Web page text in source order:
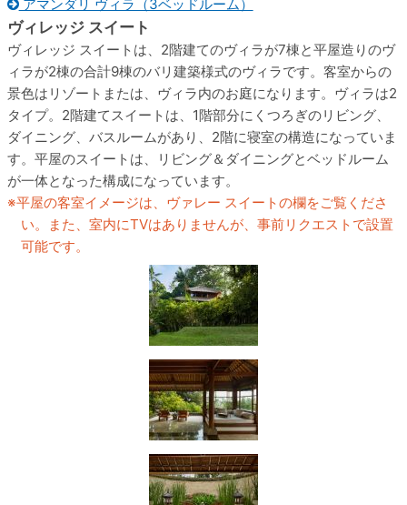
アマンダリ ヴィラ（3ベッドルーム）
ヴィレッジ スイート
ヴィレッジ スイートは、2階建てのヴィラが7棟と平屋造りのヴ
ィラが2棟の合計9棟のバリ建築様式のヴィラです。客室からの
景色はリゾートまたは、ヴィラ内のお庭になります。ヴィラは2
タイプ。2階建てスイートは、1階部分にくつろぎのリビング、
ダイニング、バスルームがあり、2階に寝室の構造になっていま
す。平屋のスイートは、リビング＆ダイニングとベッドルーム
が一体となった構成になっています。
平屋の客室イメージは、ヴァレー スイートの欄をご覧くださ
い。また、室内にTVはありませんが、事前リクエストで設置
可能です。